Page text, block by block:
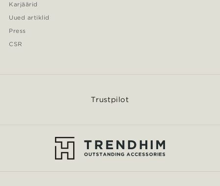
Karjäärid
Uued artiklid
Press
CSR
Trustpilot